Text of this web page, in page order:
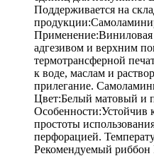
Поддерживается на
адгезивом и верхним
термотрансферной
к воде, маслам и
прилегание.
Цвет:Белый матовый и
Особенности:Устойчив
простоты
перфорацией.
Рекомендуемый риббон